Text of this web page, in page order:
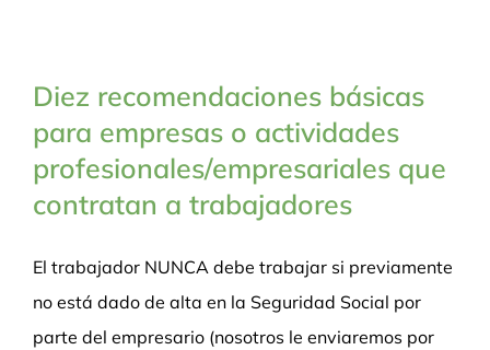
Diez recomendaciones básicas
para empresas o actividades
profesionales/empresariales que
contratan a trabajadores
El trabajador NUNCA debe trabajar si previamente
no está dado de alta en la Seguridad Social por
parte del empresario (nosotros le enviaremos por